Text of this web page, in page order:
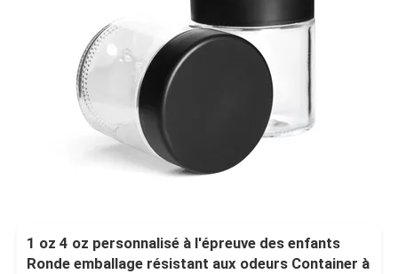
1 oz 4 oz personnalisé à l'épreuve des enfants
Ronde emballage résistant aux odeurs Container à